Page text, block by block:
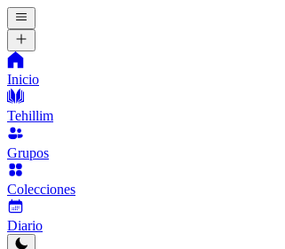
Inicio
Tehillim
Grupos
Colecciones
Diario